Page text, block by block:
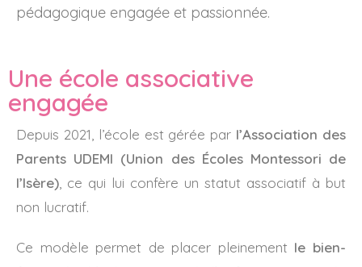
pédagogique engagée et passionnée.
Une école associative
engagée
Depuis 2021, l’école est gérée par l’Association des
Parents UDEMI (Union des Écoles Montessori de
l’Isère) , ce qui lui confère un statut associatif à but
non lucratif.
Ce modèle permet de placer pleinement le bien-